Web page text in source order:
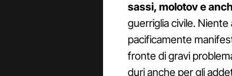
sassi, molotov e
guerriglia civile.
pacificamente
fronte di gravi
duri anche per gli